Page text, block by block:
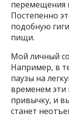
перемещения
Постепенно
подобную
пищи.
Мой личный
Например, в
паузы на
временем эти
привычку, и
станет